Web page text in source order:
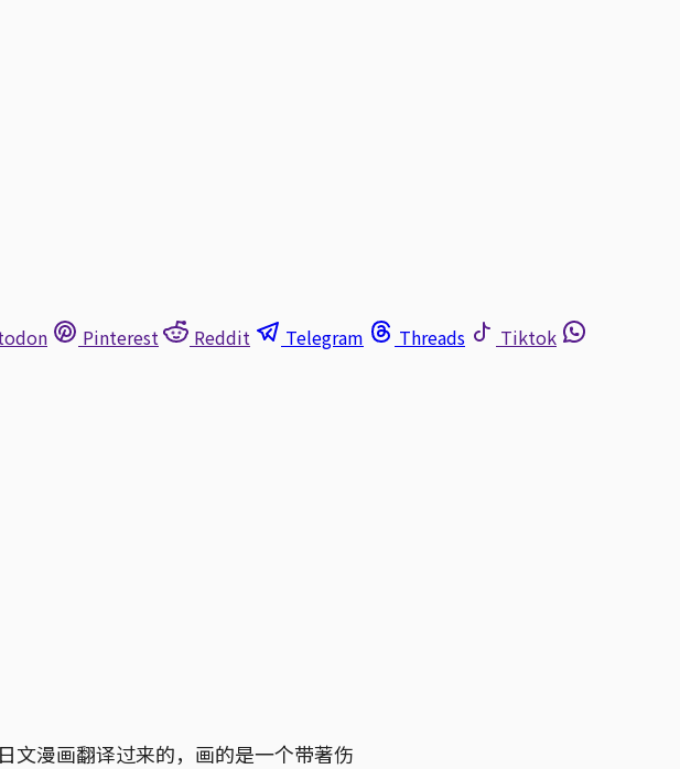
Pinterest Reddit Telegram Threads
Tiktok
文漫画翻译过来的，画的是一个带著伤